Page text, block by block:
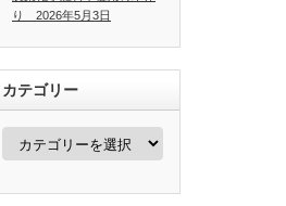
り 2026年5月3日
カテゴリー
カ
ー